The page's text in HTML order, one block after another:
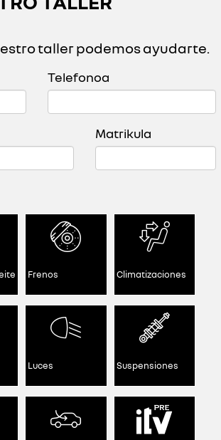
taller podemos ayudarte.
Telefonoa
Matrikula
Frenos Climatizaciones
Luces Suspensiones